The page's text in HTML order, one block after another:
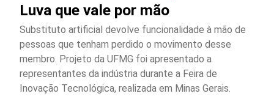
Luva que vale por mão
Substituto artificial devolve funcionalidade à mão de
pessoas que tenham perdido o movimento desse
membro. Projeto da UFMG foi apresentado a
representantes da indústria durante a Feira de
Inovação Tecnológica, realizada em Minas Gerais.